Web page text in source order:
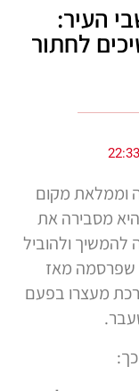
העיר:
לחתור
22:33
וממלאת מקום
מסבירה את
ולהוביל
שפרסמה מאז
מעצרו בפעם